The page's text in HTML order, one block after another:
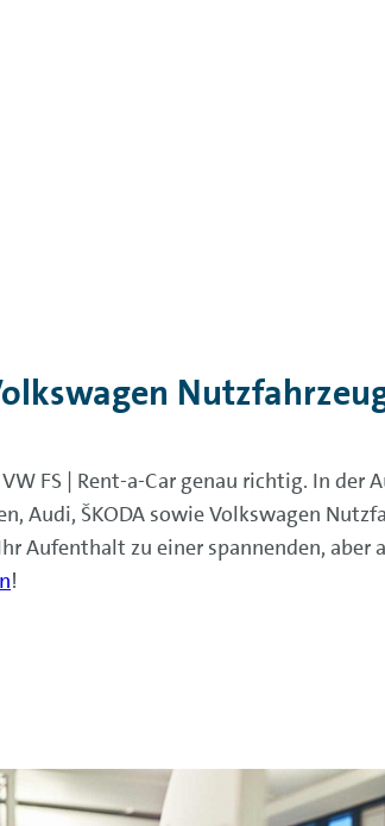
FS | Rent-a-Car genau richtig. In der
Audi, ŠKODA sowie Volkswagen
zu einer spannenden, aber
!